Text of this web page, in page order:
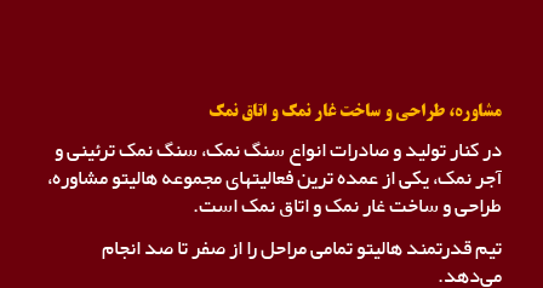
مشاوره، طراحی و ساخت غار نمک و اتاق نمک
در کنار تولید و صادرات انواع سنگ نمک، سنگ نمک ترئینی و
آجر نمک، یکی از عمده ترین فعالیتهای مجموعه هالیتو مشاوره،
طراحی و ساخت غار نمک و اتاق نمک است.
تیم قدرتمند هالیتو تمامی مراحل را از صفر تا صد انجام
می‌دهد.